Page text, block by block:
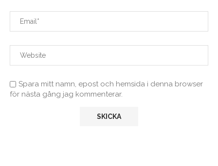
Spara mitt namn, epost och hemsida i denna browser
för nästa gång jag kommenterar.